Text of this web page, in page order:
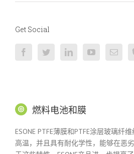
Get Social
燃料电池和膜
ESONE PTFE薄膜和PTFE涂层玻璃纤
高温，并且具有耐化学性，能够在恶